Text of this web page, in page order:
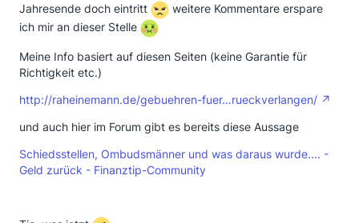
Jahresende doch eintritt
weitere Kommentare erspare
ich mir an dieser Stelle
Meine Info basiert auf diesen Seiten (keine Garantie für
Richtigkeit etc.)
http://raheinemann.de/gebuehren-fuer…rueckverlangen/
und auch hier im Forum gibt es bereits diese Aussage
Schiedsstellen, Ombudsmänner und was daraus wurde.... -
Geld zurück - Finanztip-Community